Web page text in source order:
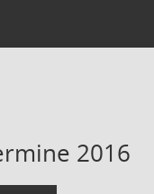
2016